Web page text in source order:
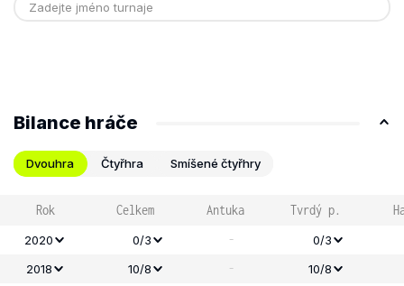
Bilance hráče
Dvouhra Čtyřhra Smíšené čtyřhry
Rok Celkem Antuka Tvrdý p.
2020 0/3 -
0/3
2018
10/8 -
10/8